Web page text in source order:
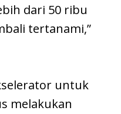
dari 50 ribu
tertanami,”
untuk
melakukan